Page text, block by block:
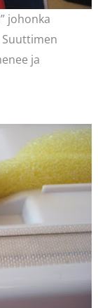
johonka
ja